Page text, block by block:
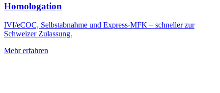
Homologation
IVI/eCOC, Selbstabnahme und Express-MFK – schneller zur
Schweizer Zulassung.
Mehr erfahren